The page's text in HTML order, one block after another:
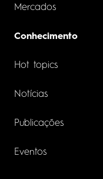
Mercados
Conhecimento
Hot topics
Notícias
Publicações
Eventos